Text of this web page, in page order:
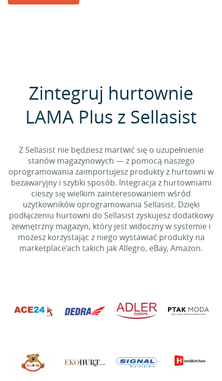
Zintegruj hurtownie
LAMA Plus z Sellasist
Z Sellasist nie będziesz martwić się o uzupełnienie
stanów magazynowych — z pomocą naszego
oprogramowania zaimportujesz produkty z hurtowni w
bezawaryjny i szybki sposób. Integracja z hurtowniami
cieszy się wielkim zainteresowaniem wśród
użytkowników oprogramowania Sellasist. Dzięki
podłączeniu hurtowni do Sellasist zyskujesz dodatkowy
zewnętrzny magazyn, który jest widoczny w systemie i
możesz korzystając z niego wystawiać produkty na
marketplace’ach takich jak Allegro, eBay, Amazon.